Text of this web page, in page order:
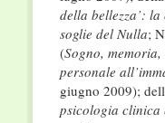
della bellezza’:
soglie del Nulla;
(Sogno,
personale
giugno 2009);
psicologia clinica